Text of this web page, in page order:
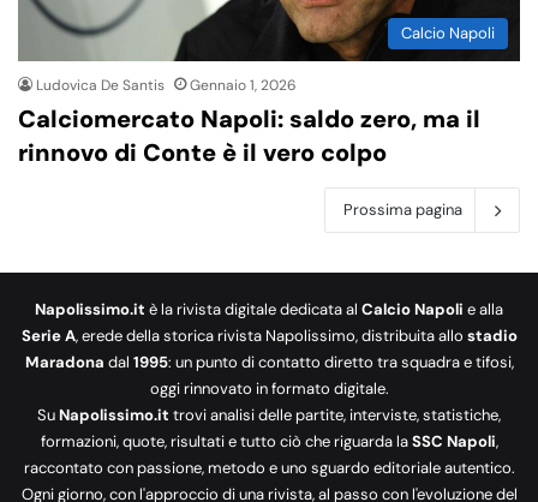
Calcio Napoli
Ludovica De Santis Gennaio 1, 2026
Calciomercato Napoli: saldo zero, ma il
rinnovo di Conte è il vero colpo
Prossima pagina
Napolissimo.it è la rivista digitale dedicata al Calcio Napoli e alla
Serie A, erede della storica rivista Napolissimo, distribuita allo stadio
Maradona dal 1995: un punto di contatto diretto tra squadra e tifosi,
oggi rinnovato in formato digitale.
SuNapolissimo.it trovi analisi delle partite, interviste, statistiche,
formazioni, quote, risultati e tutto ciò che riguarda laSSC Napoli,
raccontato con passione, metodo e uno sguardo editoriale autentico.
Ogni giorno, con l'approccio di una rivista, al passo con l'evoluzione del